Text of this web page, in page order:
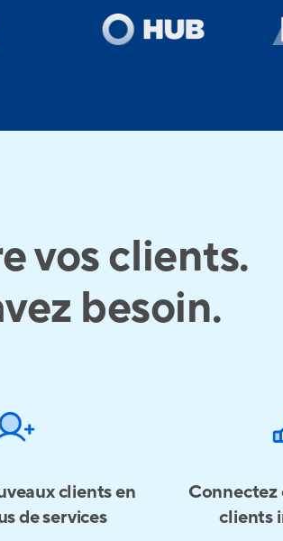
vos clients.
besoin.
clients en
de services
Connectez
clients